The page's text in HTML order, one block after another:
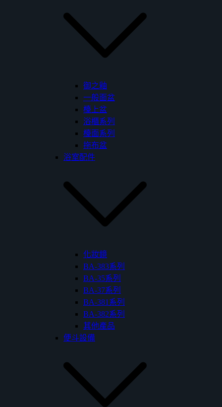
御之釉
一般面盆
檯上盆
浴櫃系列
檯面系列
拖布盆
浴室配件
化妝鏡
BA-383系列
BA-35系列
BA-37系列
BA-381系列
BA-382系列
其他產品
便斗設備